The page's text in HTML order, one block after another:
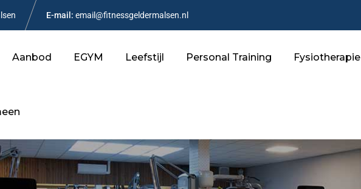
E-mail: email@fitnessgeldermalsen.nl
Aanbod EGYM Leefstijl Personal Training Fysiotherapie